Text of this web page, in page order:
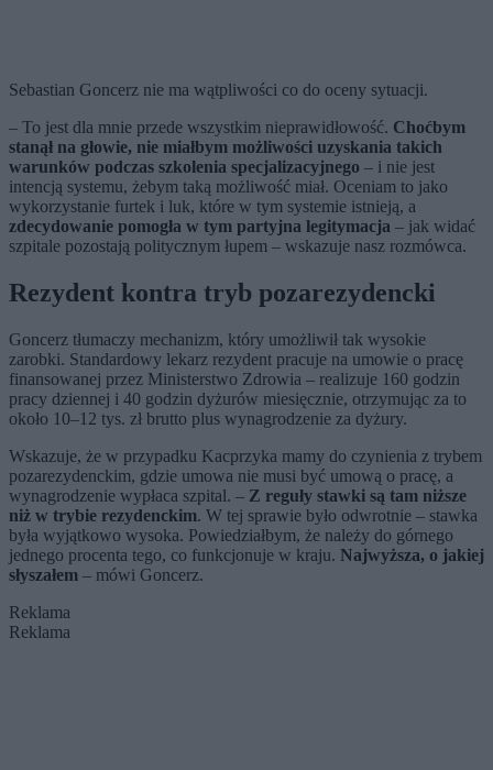
Sebastian Goncerz nie ma wątpliwości co do oceny sytuacji.
– To jest dla mnie przede wszystkim nieprawidłowość. Choćbym
stanął na głowie, nie miałbym możliwości uzyskania takich
warunków podczas szkolenia specjalizacyjnego – i nie jest
intencją systemu, żebym taką możliwość miał. Oceniam to jako
wykorzystanie furtek i luk, które w tym systemie istnieją, a
zdecydowanie pomogła w tym partyjna legitymacja – jak widać
szpitale pozostają politycznym łupem – wskazuje nasz rozmówca.
Rezydent kontra tryb pozarezydencki
Goncerz tłumaczy mechanizm, który umożliwił tak wysokie
zarobki. Standardowy lekarz rezydent pracuje na umowie o pracę
finansowanej przez Ministerstwo Zdrowia – realizuje 160 godzin
pracy dziennej i 40 godzin dyżurów miesięcznie, otrzymując za to
około 10–12 tys. zł brutto plus wynagrodzenie za dyżury.
Wskazuje, że w przypadku Kacprzyka mamy do czynienia z trybem
pozarezydenckim, gdzie umowa nie musi być umową o pracę, a
wynagrodzenie wypłaca szpital. – Z reguły stawki są tam niższe
niż w trybie rezydenckim. W tej sprawie było odwrotnie – stawka
była wyjątkowo wysoka. Powiedziałbym, że należy do górnego
jednego procenta tego, co funkcjonuje w kraju. Najwyższa, o jakiej
słyszałem – mówi Goncerz.
Reklama
Reklama